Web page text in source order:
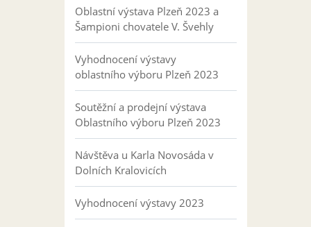
Oblastní výstava Plzeň 2023 a
Šampioni chovatele V. Švehly
Vyhodnocení výstavy
oblastního výboru Plzeň 2023
Soutěžní a prodejní výstava
Oblastního výboru Plzeň 2023
Návštěva u Karla Novosáda v
Dolních Kralovicích
Vyhodnocení výstavy 2023